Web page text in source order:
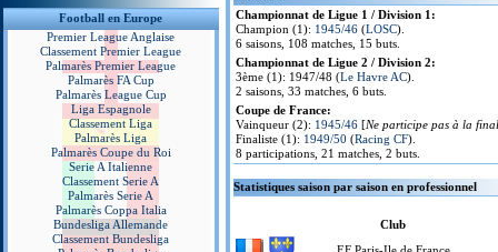
Football en Europe
Premier League Anglaise
Classement Premier League
Palmarès Premier League
Palmarès FA Cup
Palmarès League Cup
Liga Espagnole
Classement Liga
Palmarès Liga
Palmarès Coupe du Roi
Serie A Italienne
Classement Serie A
Palmarès Serie A
Palmarès Coppa Italia
Bundesliga Allemande
Classement Bundesliga
Championnat de Ligue 1 / Division 1:
Champion (1): 1945/46 (LOSC).
6 saisons, 108 matches, 15 buts.
Championnat de Ligue 2 / Division 2:
3ème (1): 1947/48 (Le Havre AC).
2 saisons, 33 matches, 6 buts.
Coupe de France:
Vainqueur (2): 1945/46 [Ne participe pas à la
Finaliste (1): 1949/50 (Racing CF).
8 participations, 21 matches, 2 buts.
Statistiques saison par saison en professionnel
Club